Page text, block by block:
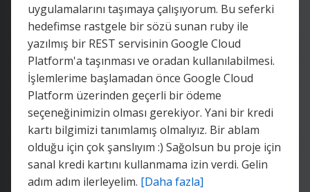
uygulamalarını taşımaya çalışıyorum. Bu seferki
hedefimse rastgele bir sözü sunan ruby ile
yazılmış bir REST servisinin Google Cloud
Platform'a taşınması ve oradan kullanılabilmesi.
İşlemlerime başlamadan önce Google Cloud
Platform üzerinden geçerli bir ödeme
seçeneğinimizin olması gerekiyor. Yani bir kredi
kartı bilgimizi tanımlamış olmalıyız. Bir ablam
olduğu için çok şanslıyım :) Sağolsun bu proje için
sanal kredi kartını kullanmama izin verdi. Gelin
adım adım ilerleyelim. [Daha fazla]